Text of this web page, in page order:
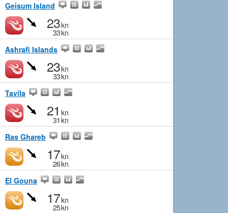
Geisum Island
23kn
33kn
Ashrafi Islands
23kn
33kn
Tavila
21 kn
31 kn
Ras Ghareb
17kn
26kn
El Gouna
17kn
25kn